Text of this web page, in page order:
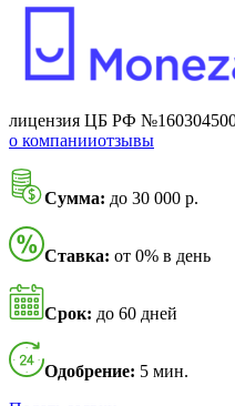
лицензия ЦБ РФ
о компанииотзывы
Сумма: до 30 000 р.
Ставка: от 0% в день
Срок: до 60 дней
Одобрение: 5 мин.